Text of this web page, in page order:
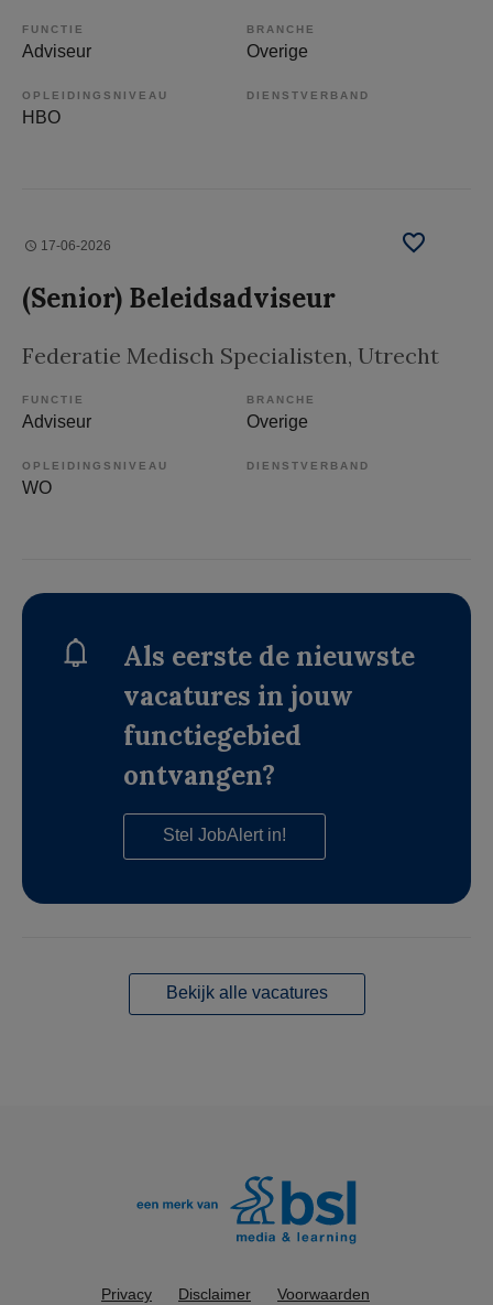
FUNCTIE
Adviseur
BRANCHE
Overige
OPLEIDINGSNIVEAU
HBO
DIENSTVERBAND
17-06-2026
(Senior) Beleidsadviseur
Federatie Medisch Specialisten, Utrecht
FUNCTIE
Adviseur
BRANCHE
Overige
OPLEIDINGSNIVEAU
WO
DIENSTVERBAND
Als eerste de nieuwste
vacatures in jouw
functiegebied
ontvangen?
Stel JobAlert in!
Bekijk alle vacatures
Privacy Disclaimer Voorwaarden